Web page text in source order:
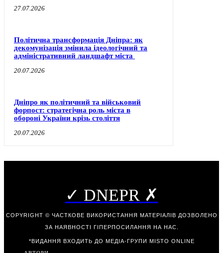
27.07.2026
Політична трансформація Дніпра: як
декомунізація змінила ідеологічний та
адміністративний ландшафт міста
20.07.2026
Дніпро як політичний та військовий
форпост: стратегічна роль міста в
обороні України крізь століття
20.07.2026
✓ DNEPR ✗
COPYRIGHT © ЧАСТКОВЕ ВИКОРИСТАННЯ МАТЕРІАЛІВ ДОЗВОЛЕНО
ЗА НАЯВНОСТІ ГІПЕРПОСИЛАННЯ НА НАС.
*ВИДАННЯ ВХОДИТЬ ДО МЕДІА-ГРУПИ MISTO ONLINE